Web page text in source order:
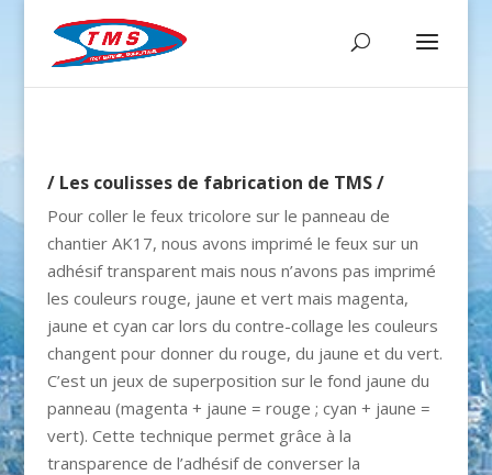
/ Les coulisses de fabrication de TMS /
Pour coller le feux tricolore sur le panneau de
chantier AK17, nous avons imprimé le feux sur un
adhésif transparent mais nous n’avons pas imprimé
les couleurs rouge, jaune et vert mais magenta,
jaune et cyan car lors du contre-collage les couleurs
changent pour donner du rouge, du jaune et du vert.
C’est un jeux de superposition sur le fond jaune du
panneau (magenta + jaune = rouge ; cyan + jaune =
vert). Cette technique permet grâce à la
transparence de l’adhésif de converser la